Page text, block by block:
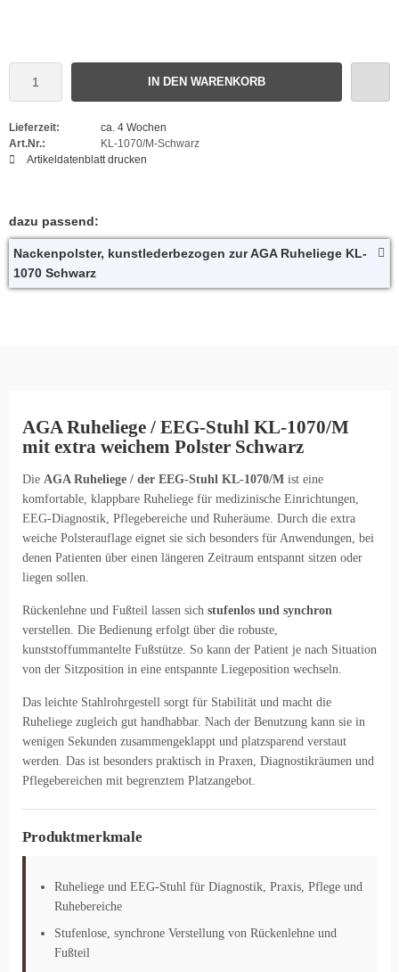
IN DEN WARENKORB
Lieferzeit:
ca. 4 Wochen
Art.Nr.:
KL-1070/M-Schwarz
Artikeldatenblatt drucken
dazu passend:
Nackenpolster, kunstlederbezogen zur AGA Ruheliege KL-
1070 Schwarz
AGA Ruheliege / EEG-Stuhl KL-1070/M
mit extra weichem Polster Schwarz
Die AGA Ruheliege / der EEG-Stuhl KL-1070/M ist eine
komfortable, klappbare Ruheliege für medizinische Einrichtungen,
EEG-Diagnostik, Pflegebereiche und Ruheräume. Durch die extra
weiche Polsterauflage eignet sie sich besonders für Anwendungen, bei
denen Patienten über einen längeren Zeitraum entspannt sitzen oder
liegen sollen.
Rückenlehne und Fußteil lassen sich stufenlos und synchron
verstellen. Die Bedienung erfolgt über die robuste,
kunststoffummantelte Fußstütze. So kann der Patient je nach Situation
von der Sitzposition in eine entspannte Liegeposition wechseln.
Das leichte Stahlrohrgestell sorgt für Stabilität und macht die
Ruheliege zugleich gut handhabbar. Nach der Benutzung kann sie in
wenigen Sekunden zusammengeklappt und platzsparend verstaut
werden. Das ist besonders praktisch in Praxen, Diagnostikräumen und
Pflegebereichen mit begrenztem Platzangebot.
Produktmerkmale
Ruheliege und EEG-Stuhl für Diagnostik, Praxis, Pflege und
Ruhebereiche
Stufenlose, synchrone Verstellung von Rückenlehne und
Fußteil